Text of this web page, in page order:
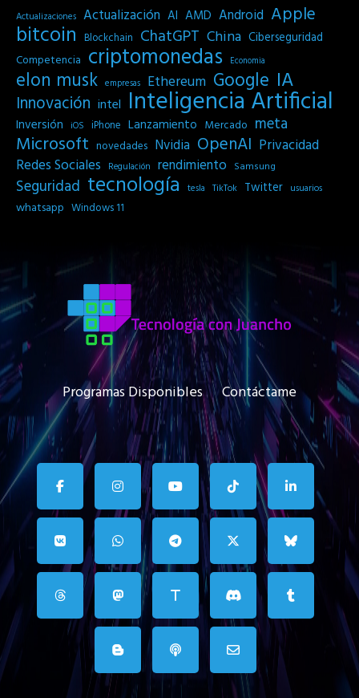
Actualizaciones Actualización AI AMD Android Apple
bitcoin Blockchain ChatGPT China Ciberseguridad
Competencia criptomonedas Economia
elon musk empresas Ethereum Google IA
Innovación intel Inteligencia Artificial
Inversión iOS iPhone Lanzamiento Mercado meta
Microsoft novedades Nvidia OpenAI Privacidad
Redes Sociales
Regulación rendimiento Samsung
Seguridad tecnología tesla TikTok Twitter usuarios
whatsapp Windows 11
Programas Disponibles Contáctame